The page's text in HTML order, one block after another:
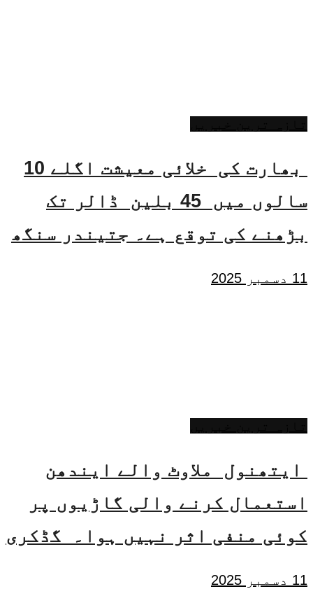
بھارت کی خلائی معیشت اگلے 10
سالوں میں 45 بلین ڈالر تک
بڑھنے کی توقع ہے۔ جتیندر سنگھ
11 دسمبر 2025
ایتھنول ملاوٹ والے ایندھن
استعمال کرنے والی گاڑیوں پر
کوئی منفی اثر نہیں ہوا۔ گڈکری
11 دسمبر 2025